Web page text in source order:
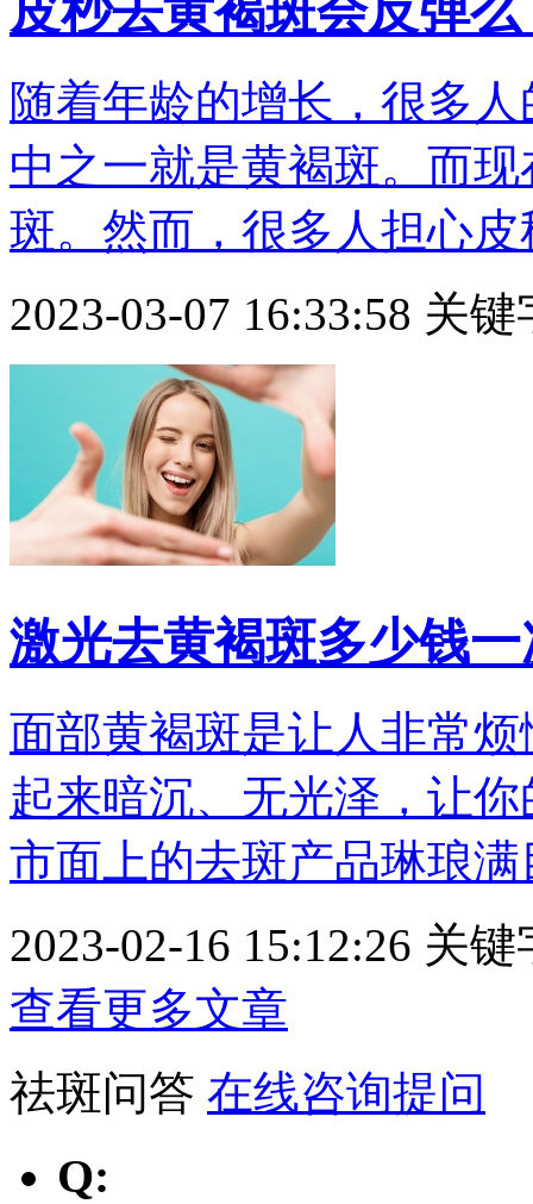
皮秒去黄褐斑会反弹
随着年龄的增长，很多
中之一就是黄褐斑。而
斑。然而，很多人担心皮
2023-03-07 16:33:58 关键
激光去黄褐斑多少钱
面部黄褐斑是让人非常
起来暗沉、无光泽，让
市面上的去斑产品琳琅满
2023-02-16 15:12:26 关键
查看更多文章
祛斑问答 在线咨询提问
Q: